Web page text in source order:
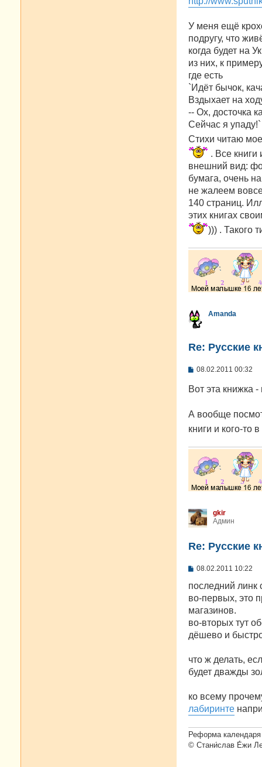
е
и
У меня ещё
подругу, что
когда будет на
из них, к
где есть
`Идёт бычок,
Вздыхает на
-- Ох, досточка
Сейчас я упаду!`
Стихи читаю
. Все
внешний вид:
бумага, очень
не жалеем
140 страниц.
этих книгах
))) . Такого
Amanda
Re: Русские
С
о
б
н
и
е
08.02.2011 00:32
Вот эта книжка
А вообще
книги и кого-то
gkir
Админ
Re: Русские
С
о
щ
е
и
е
08.02.2011 10:22
последний
во-первых, это
магазинов.
во-вторых тут
дёшево и
что ж делать,
будет дважды
ко всему
лабиринте
Реформа календаря
© Стани́слав Е́жи